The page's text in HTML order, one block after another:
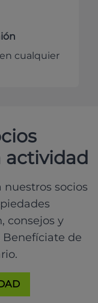
cualquier
actividad
nuestros socios
consejos y
Benefíciate de